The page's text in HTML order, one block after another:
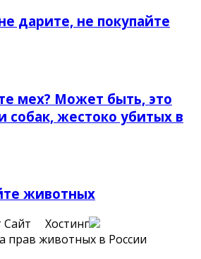
дарите, не покупайте
мех? Может быть, это
собак, жестоко убитых в
животных
Сайт Хостинг
прав животных в России